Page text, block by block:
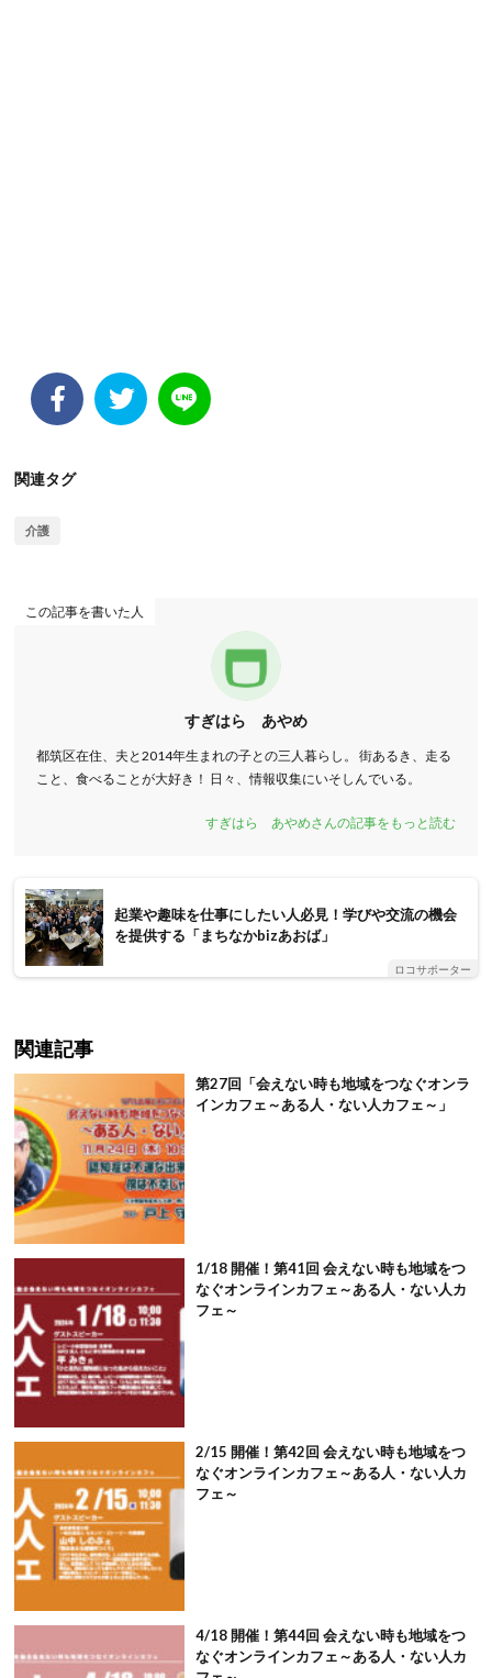
関連タグ
介護
この記事を書いた人
すぎはら あやめ
都筑区在住、夫と2014年生まれの子との三人暮らし。 街あるき、走る
こと、食べることが大好き！ 日々、情報収集にいそしんでいる。
すぎはら あやめさんの記事をもっと読む
起業や趣味を仕事にしたい人必見！学びや交流の機会
を提供する「まちなかbizあおば」
ロコサポーター
関連記事
第27回「会えない時も地域をつなぐオンラ
インカフェ～ある人・ない人カフェ～」
1/18 開催！第41回 会えない時も地域をつ
なぐオンラインカフェ～ある人・ない人カ
フェ～
2/15 開催！第42回 会えない時も地域をつ
なぐオンラインカフェ～ある人・ない人カ
フェ～
4/18 開催！第44回 会えない時も地域をつ
なぐオンラインカフェ～ある人・ない人カ